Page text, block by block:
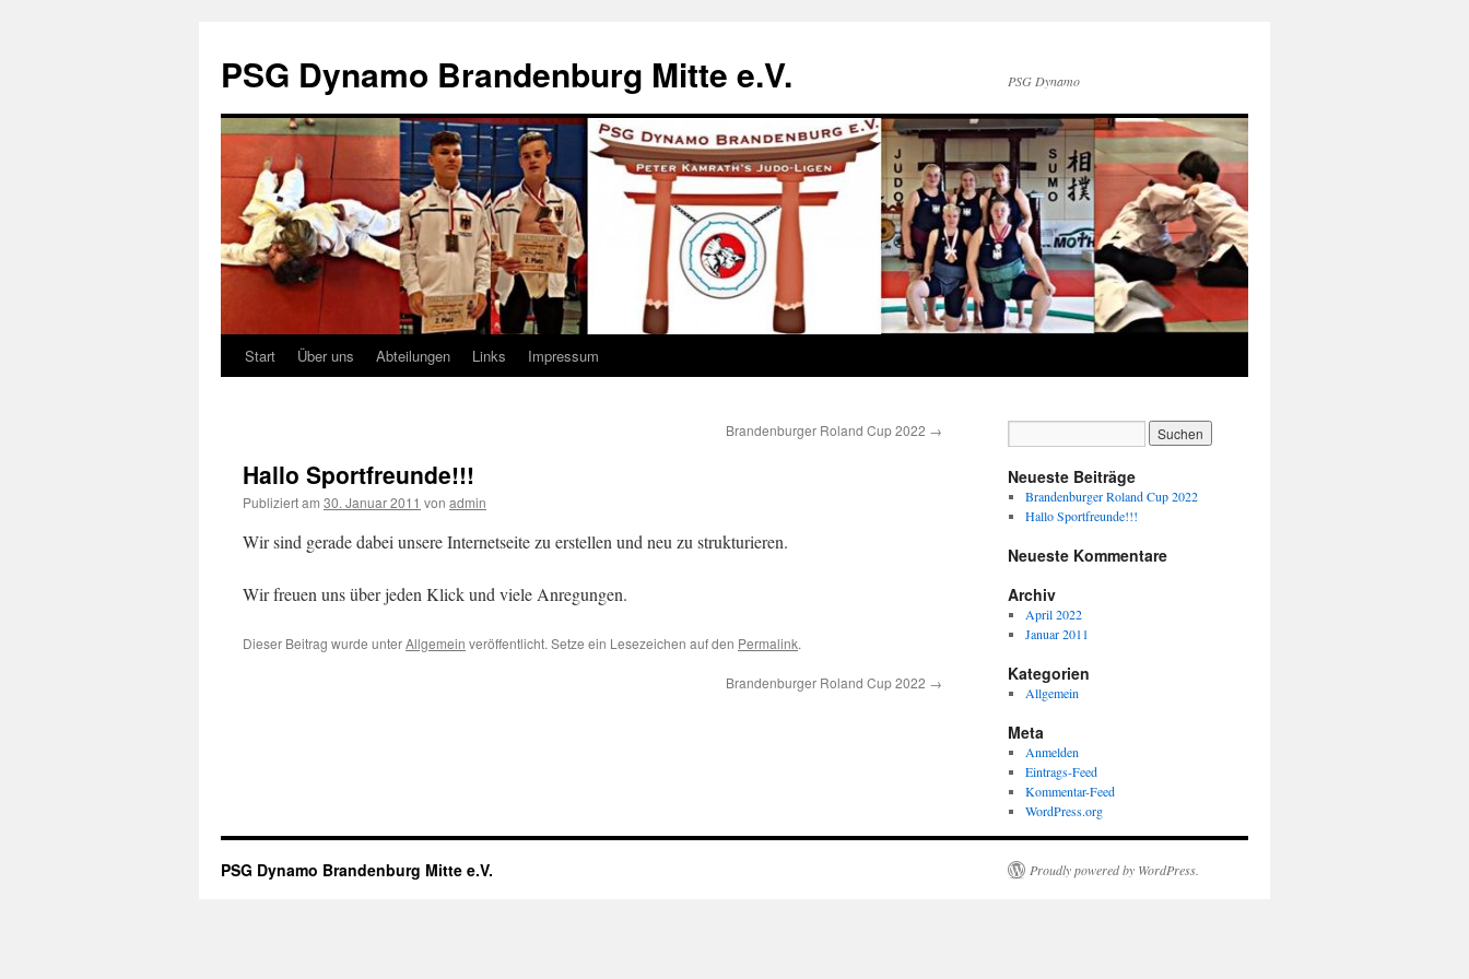
PSG Dynamo Brandenburg Mitte e.V. PSG Dynamo
ZumStart Über uns Abteilungen Links Impressum
Brandenburger Roland Cup 2022 →
Hallo Sportfreunde!!!
Publiziert am 30. Januar 2011 von admin
Wir sind gerade dabei unsere Internetseite zu erstellen und neu zu strukturieren.
Wir freuen uns über jeden Klick und viele Anregungen.
Dieser Beitrag wurde unterAllgemein veröffentlicht. Setze ein Lesezeichen auf den Permalink.
Brandenburger Roland Cup 2022 →
Neueste Beiträge
Brandenburger Roland Cup 2022
Hallo Sportfreunde!!!
Neueste Kommentare
Archiv
April 2022
Januar 2011
Kategorien
Allgemein
Meta
Anmelden
Eintrags-Feed
Kommentar-Feed
WordPress.org
PSG Dynamo Brandenburg Mitte e.V. Proudly powered by WordPress.